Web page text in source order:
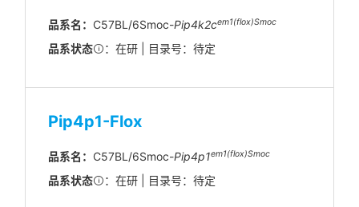
品系名： C57BL/6Smoc-Pip4k2cem1(flox)Smoc
品系状态 ：在研 | 目录号：待定
Pip4p1-Flox
品系名： C57BL/6Smoc-Pip4p1em1(flox)Smoc
品系状态 ：在研 | 目录号：待定